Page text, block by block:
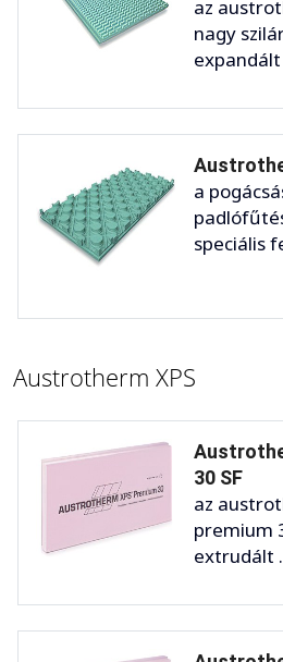
az
nagy
expandált
a
speciális
Austrotherm XPS
30 SF
az
premium
extrudált